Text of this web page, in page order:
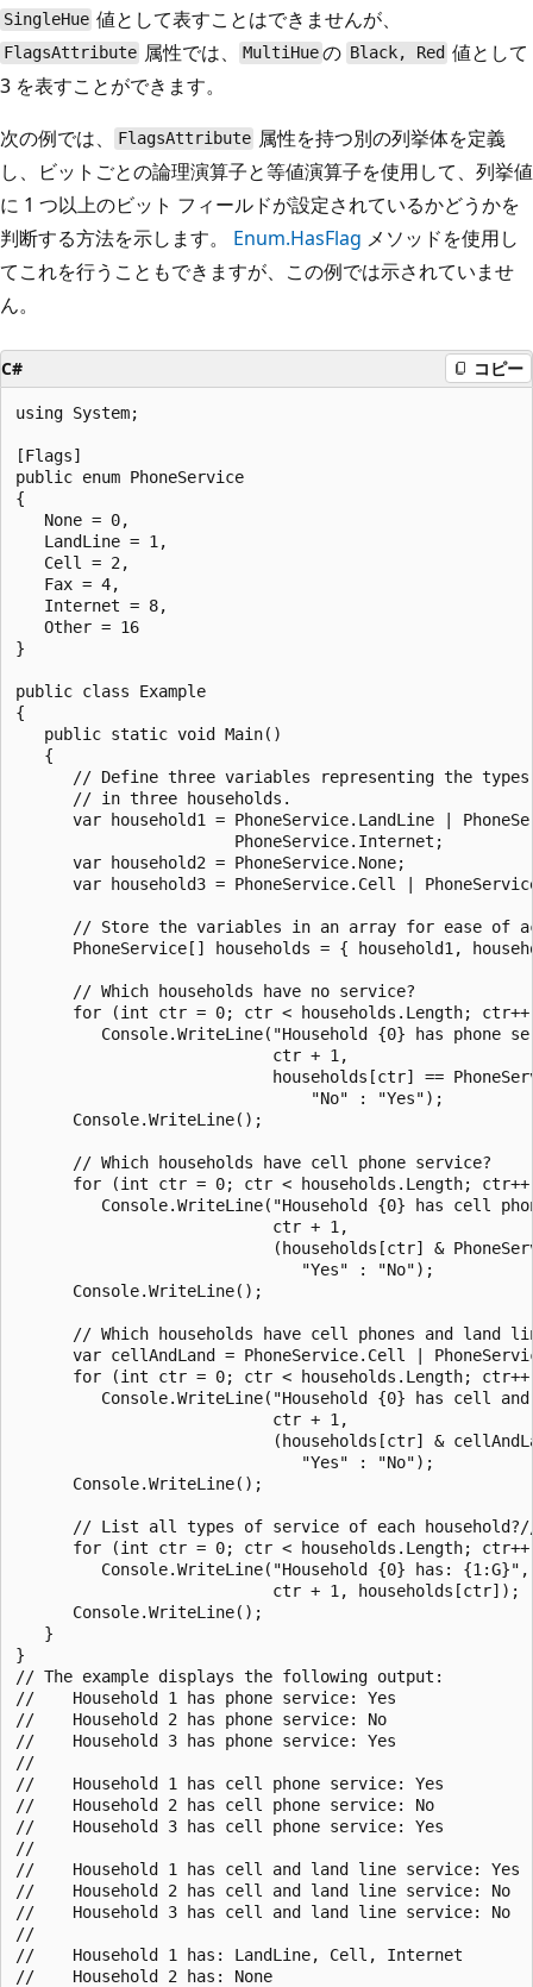
SingleHue 値として表すことはできませんが、
FlagsAttribute 属性では、 MultiHueの Black, Red 値として
3 を表すことができます。
次の例では、
FlagsAttribute 属性を持つ別の列挙体を定義
し、ビットごとの論理演算子と等値演算子を使用して、列挙値
に 1 つ以上のビット フィールドが設定されているかどうかを
判断する方法を示します。 Enum.HasFlag メソッドを使用し
てこれを行うこともできますが、この例では示されていませ
ん。
C# コピー
using System;
[Flags]
public enum PhoneService
{
   None = 0,
   LandLine = 1,
   Cell = 2,
   Fax = 4,
   Internet = 8,
   Other = 16
}
public class Example
{
   public static void Main()
   {
// Define three variables representing the
      // in three households.
var household1 = PhoneService.LandLine |
                       PhoneService.Internet;
      var household2 = PhoneService.None;
var household3 = PhoneService.Cell |
// Store the variables in an array for ease of
PhoneService[] households = { household1,
      // Which households have no service?
for (int ctr = 0; ctr < households.Length;
Console.WriteLine("Household {0} has phone
                           ctr + 1,
households[ctr] ==
                               "No" : "Yes");
      Console.WriteLine();
      // Which households have cell phone service?
for (int ctr = 0; ctr < households.Length;
Console.WriteLine("Household {0} has cell
                           ctr + 1,
(households[ctr] &
                              "Yes" : "No");
      Console.WriteLine();
// Which households have cell phones and land
var cellAndLand = PhoneService.Cell |
for (int ctr = 0; ctr < households.Length;
Console.WriteLine("Household {0} has cell
                           ctr + 1,
(households[ctr] &
                              "Yes" : "No");
      Console.WriteLine();
// List all types of service of each
for (int ctr = 0; ctr < households.Length;
         Console.WriteLine("Household {0} has: {1:G}",
                           ctr + 1, households[ctr]);
      Console.WriteLine();
   }
}
// The example displays the following output:
//    Household 1 has phone service: Yes
//    Household 2 has phone service: No
//    Household 3 has phone service: Yes
//
//    Household 1 has cell phone service: Yes
//    Household 2 has cell phone service: No
//    Household 3 has cell phone service: Yes
//
//    Household 1 has cell and land line service: Yes
//    Household 2 has cell and land line service: No
//    Household 3 has cell and land line service: No
//
//    Household 1 has: LandLine, Cell, Internet
//    Household 2 has: None